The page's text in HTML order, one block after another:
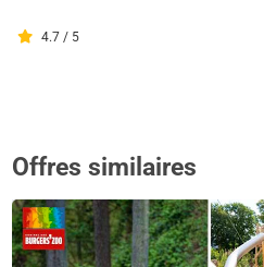
4.7 / 5
Offres similaires